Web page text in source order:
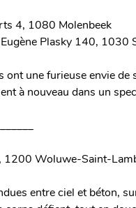
4, 1080 Molenbeek
Plasky 140, 1030
une furieuse envie de
à nouveau dans un
Woluwe-Saint-
entre ciel et béton,